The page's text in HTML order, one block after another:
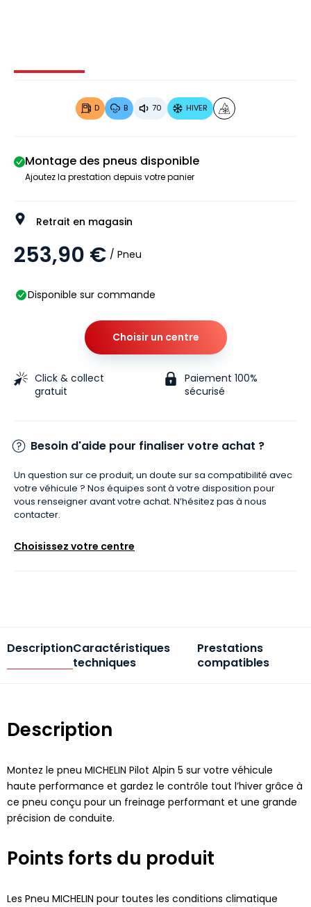
Image 1 sur 4
D B 70 HIVER
Montage des pneus disponible
Ajoutez la prestation depuis votre panier
Retrait en magasin
253,90 € / Pneu
Disponible sur commande
Choisir un centre
Click & collect
gratuit
Paiement 100%
sécurisé
Besoin d'aide pour finaliser votre achat ?
Un question sur ce produit, un doute sur sa compatibilité avec
votre véhicule ? Nos équipes sont à votre disposition pour
vous renseigner avant votre achat. N’hésitez pas à nous
contacter.
Choisissez votre centre
DescriptionCaractéristiques
techniques
Prestations
compatibles
Description
Montez le pneu MICHELIN Pilot Alpin 5 sur votre véhicule
haute performance et gardez le contrôle tout l’hiver grâce à
ce pneu conçu pour un freinage performant et une grande
précision de conduite.
Points forts du produit
Les Pneu MICHELIN pour toutes les conditions climatique